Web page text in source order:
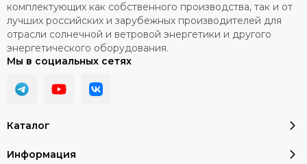
Каталог
Информация
комплектующих как собственного производства, так и от
лучших российских и зарубежных производителей для
отрасли солнечной и ветровой энергетики и другого
энергетического оборудования.
Мы в социальных сетях